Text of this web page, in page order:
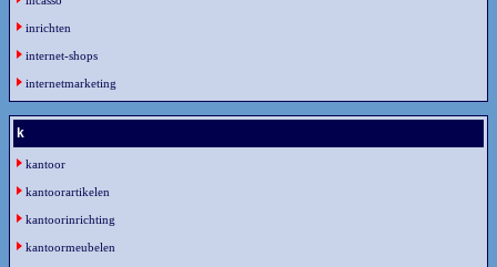
inrichten
internet-shops
internetmarketing
k
kantoor
kantoorartikelen
kantoorinrichting
kantoormeubelen